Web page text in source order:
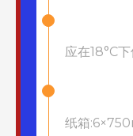
应在18°C下
纸箱